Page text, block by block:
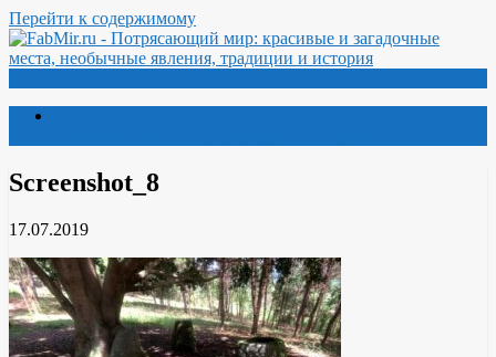
Перейти к содержимому
Screenshot_8
17.07.2019